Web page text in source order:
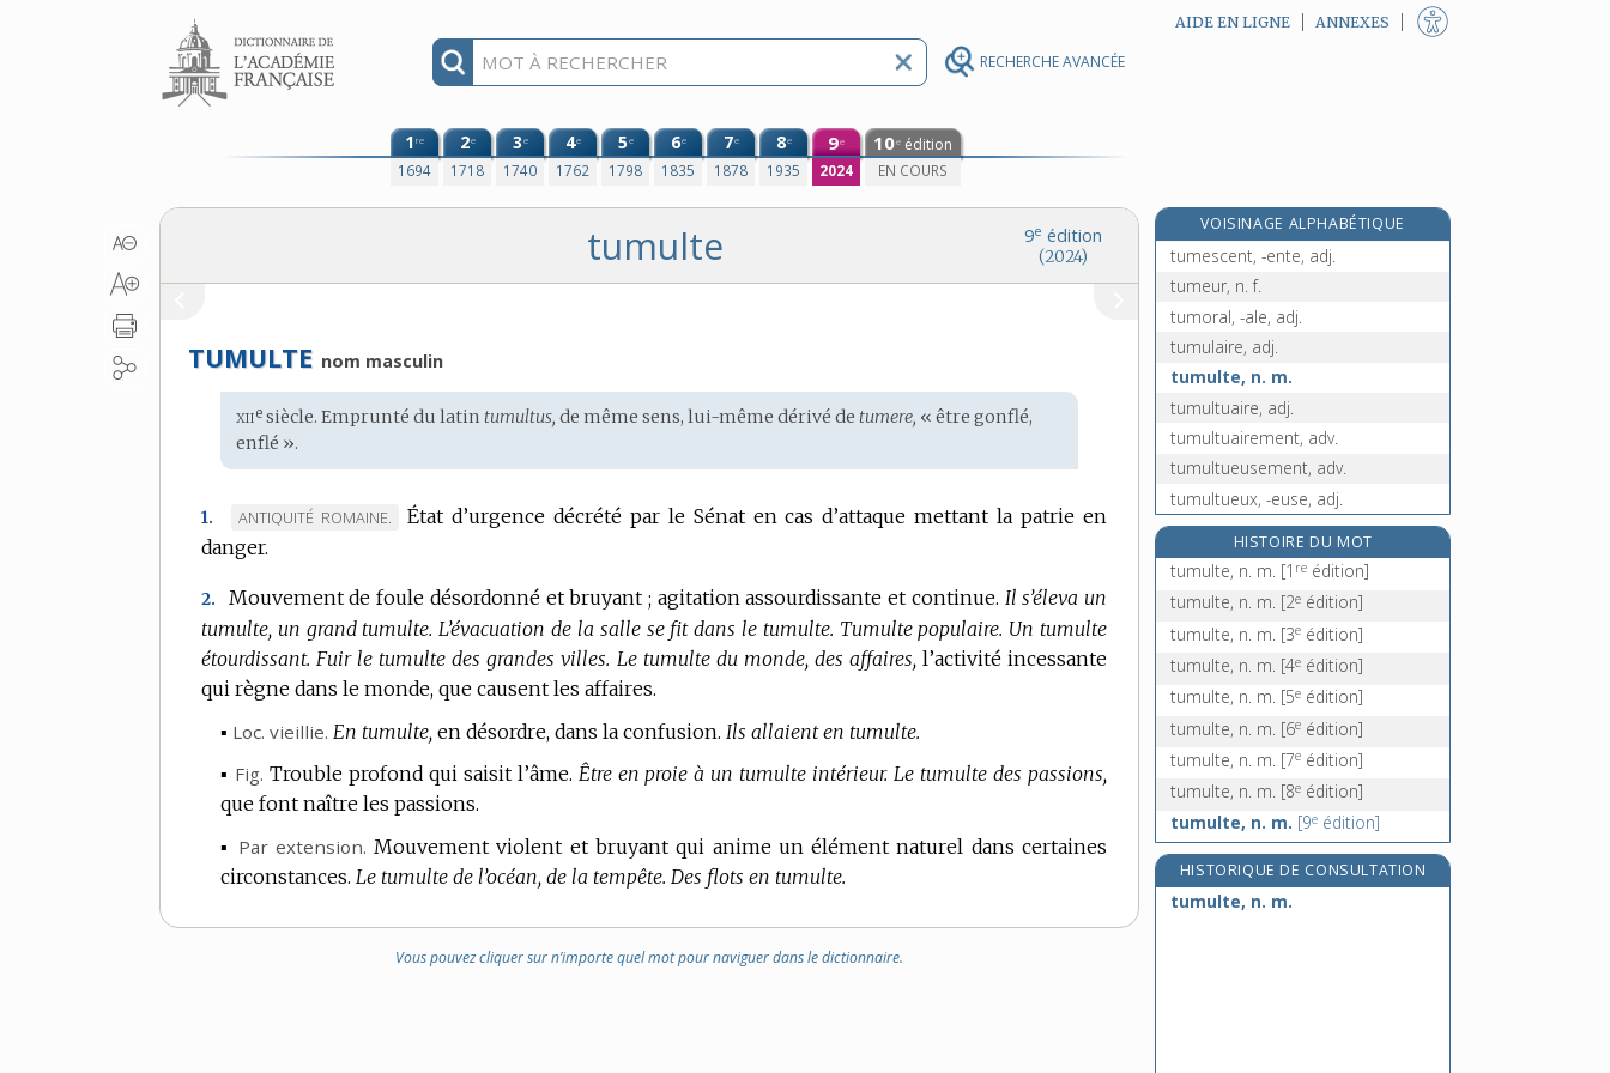
RECHERCHE AVANCÉE
Aller au contenu AIDE EN LIGNE ANNEXES
1re
1694
2e
1718
3e
1740
4e
1762
5e
1798
6e
1835
7e
1878
8e
1935
9e
2024
10e édition
EN COURS
9e édition
(2024)
tumulte
TUMULTE nom masculin
Étymologie
:
xiie siècle. Emprunté dulatin tumultus, de même sens, lui-même dérivé detumere, « être gonflé,
enflé ».
1.
MARQUE
DE
:
ANTIQUITÉ ROMAINE.
État d’urgence décrété par le Sénat en cas d’attaque mettant la patrie en
danger.
2. Mouvement de foule désordonné et bruyant ; agitation assourdissante et continue. Il s’éleva un
tumulte, un grand tumulte. L’évacuation de la salle se fit dans le tumulte. Tumulte populaire. Un tumulte
étourdissant. Fuir le tumulte des grandes villes. Le tumulte du monde, des affaires, l’activité incessante
qui règne dans le monde, que causent les affaires.
▪ Loc. vieillie. En tumulte, en désordre, dans la confusion. Ils allaient en tumulte.
▪ Fig. Trouble profond qui saisit l’âme. Être en proie à un tumulte intérieur. Le tumulte des passions,
que font naître les passions.
▪ Par extension. Mouvement violent et bruyant qui anime un élément naturel dans certaines
circonstances. Le tumulte de l’océan, de la tempête. Des flots en tumulte.
Vous pouvez cliquer sur n’importe quel mot pour naviguer dans le dictionnaire.
VOISINAGE ALPHABÉTIQUE
tumescence, n. f.
tumescent, -ente, adj.
tumeur, n. f.
tumoral, -ale, adj.
tumulaire, adj.
tumulte, n. m.
tumultuaire, adj.
tumultuairement, adv.
tumultueusement, adv.
tumultueux, -euse, adj.
tumulus, n. m.
tune, n. f.
tungstène, n. m.
HISTOIRE DU MOT
tumulte, n. m. [1 re édition]
tumulte, n. m. [2e édition]
tumulte, n. m. [3e édition]
tumulte, n. m. [4e édition]
tumulte, n. m. [5e édition]
tumulte, n. m. [6e édition]
tumulte, n. m. [7e édition]
tumulte, n. m. [8e édition]
tumulte, n. m. [9e édition]
HISTORIQUE DE CONSULTATION
tumulte, n. m.